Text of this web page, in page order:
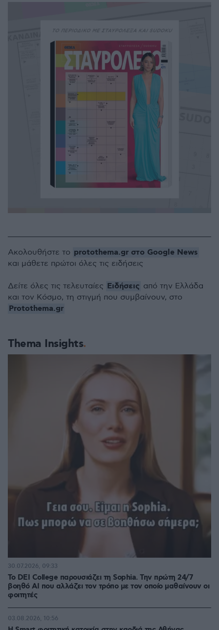
Thema Insights
Το DEI College παρουσιάζει τη Sophia. Την πρώτη 24/7
βοηθό AI που αλλάζει τον τρόπο με τον οποίο μαθαίνουν οι
φοιτητές
30.07.2026, 09:33
03.08.2026, 10:56
Ακολουθήστε το protothema.gr στο Google News
και μάθετε πρώτοι όλες τις ειδήσεις
Δείτε όλες τις τελευταίες Ειδήσεις από την Ελλάδα
και τον Κόσμο, τη στιγμή που συμβαίνουν, στο
Protothema.gr